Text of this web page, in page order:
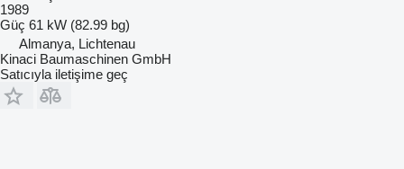
1989
Güç 61 kW (82.99 bg)
Almanya, Lichtenau
Kinaci Baumaschinen GmbH
Satıcıyla iletişime geç